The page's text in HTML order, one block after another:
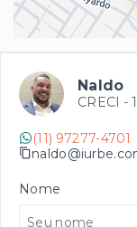
Naldo
CRECI -
(11) 97277-4701
Nome